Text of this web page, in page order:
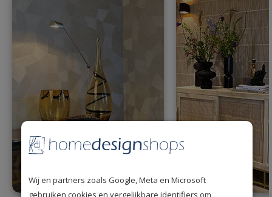
Wij en partners zoals Google, Meta en Microsoft
gebruiken cookies en vergelijkbare identifiers om